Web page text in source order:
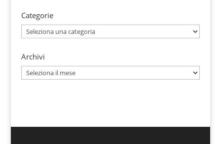
Categorie
Categorie
Archivi
Archivi